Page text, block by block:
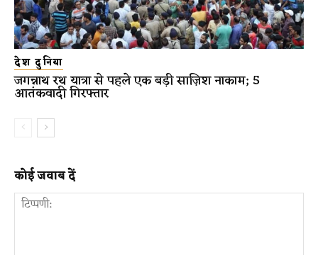
देश दुनिया
जगन्नाथ रथ यात्रा से पहले एक बड़ी साज़िश नाकाम; 5
आतंकवादी गिरफ्तार
कोई जवाब दें